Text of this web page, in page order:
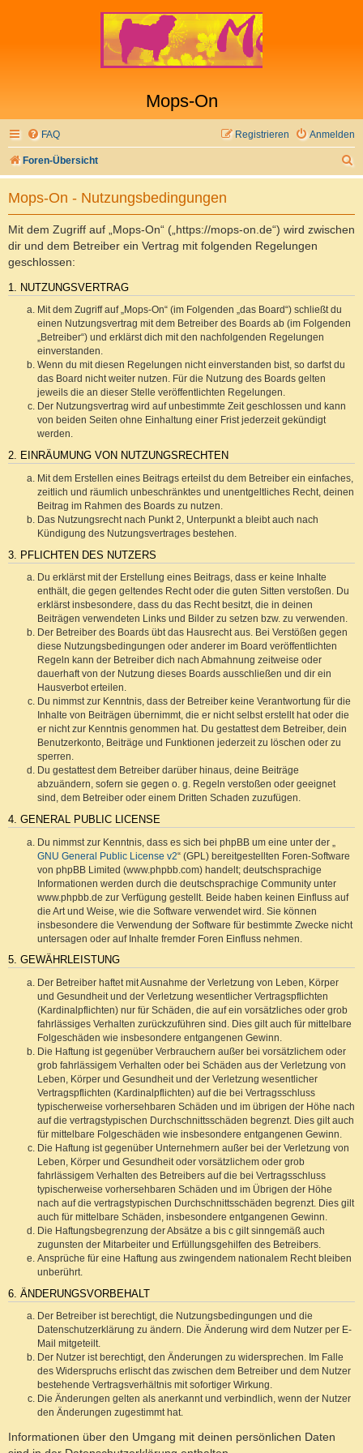
Mops-On
FAQ Anmelden
Registrieren
Foren-Übersicht
u
Mops-On - Nutzungsbedingungen
Mit dem Zugriff auf „Mops-On“ („https://mops-on.de“) wird zwischen
dir und dem Betreiber ein Vertrag mit folgenden Regelungen
geschlossen:
1. NUTZUNGSVERTRAG
Mit dem Zugriff auf „Mops-On“ (im Folgenden „das Board“) schließt du
einen Nutzungsvertrag mit dem Betreiber des Boards ab (im Folgenden
„Betreiber“) und erklärst dich mit den nachfolgenden Regelungen
einverstanden.
Wenn du mit diesen Regelungen nicht einverstanden bist, so darfst du
das Board nicht weiter nutzen. Für die Nutzung des Boards gelten
jeweils die an dieser Stelle veröffentlichten Regelungen.
Der Nutzungsvertrag wird auf unbestimmte Zeit geschlossen und kann
von beiden Seiten ohne Einhaltung einer Frist jederzeit gekündigt
werden.
2. EINRÄUMUNG VON NUTZUNGSRECHTEN
Mit dem Erstellen eines Beitrags erteilst du dem Betreiber ein einfaches,
zeitlich und räumlich unbeschränktes und unentgeltliches Recht, deinen
Beitrag im Rahmen des Boards zu nutzen.
Das Nutzungsrecht nach Punkt 2, Unterpunkt a bleibt auch nach
Kündigung des Nutzungsvertrages bestehen.
3. PFLICHTEN DES NUTZERS
Du erklärst mit der Erstellung eines Beitrags, dass er keine Inhalte
enthält, die gegen geltendes Recht oder die guten Sitten verstoßen. Du
erklärst insbesondere, dass du das Recht besitzt, die in deinen
Beiträgen verwendeten Links und Bilder zu setzen bzw. zu verwenden.
Der Betreiber des Boards übt das Hausrecht aus. Bei Verstößen gegen
diese Nutzungsbedingungen oder anderer im Board veröffentlichten
Regeln kann der Betreiber dich nach Abmahnung zeitweise oder
dauerhaft von der Nutzung dieses Boards ausschließen und dir ein
Hausverbot erteilen.
Du nimmst zur Kenntnis, dass der Betreiber keine Verantwortung für die
Inhalte von Beiträgen übernimmt, die er nicht selbst erstellt hat oder die
er nicht zur Kenntnis genommen hat. Du gestattest dem Betreiber, dein
Benutzerkonto, Beiträge und Funktionen jederzeit zu löschen oder zu
sperren.
Du gestattest dem Betreiber darüber hinaus, deine Beiträge
abzuändern, sofern sie gegen o. g. Regeln verstoßen oder geeignet
sind, dem Betreiber oder einem Dritten Schaden zuzufügen.
4. GENERAL PUBLIC LICENSE
Du nimmst zur Kenntnis, dass es sich bei phpBB um eine unter der „
GNU General Public License v2“ (GPL) bereitgestellten Foren-Software
von phpBB Limited (www.phpbb.com) handelt; deutschsprachige
Informationen werden durch die deutschsprachige Community unter
www.phpbb.de zur Verfügung gestellt. Beide haben keinen Einfluss auf
die Art und Weise, wie die Software verwendet wird. Sie können
insbesondere die Verwendung der Software für bestimmte Zwecke nicht
untersagen oder auf Inhalte fremder Foren Einfluss nehmen.
5. GEWÄHRLEISTUNG
Der Betreiber haftet mit Ausnahme der Verletzung von Leben, Körper
und Gesundheit und der Verletzung wesentlicher Vertragspflichten
(Kardinalpflichten) nur für Schäden, die auf ein vorsätzliches oder grob
fahrlässiges Verhalten zurückzuführen sind. Dies gilt auch für mittelbare
Folgeschäden wie insbesondere entgangenen Gewinn.
Die Haftung ist gegenüber Verbrauchern außer bei vorsätzlichem oder
grob fahrlässigem Verhalten oder bei Schäden aus der Verletzung von
Leben, Körper und Gesundheit und der Verletzung wesentlicher
Vertragspflichten (Kardinalpflichten) auf die bei Vertragsschluss
typischerweise vorhersehbaren Schäden und im übrigen der Höhe nach
auf die vertragstypischen Durchschnittsschäden begrenzt. Dies gilt auch
für mittelbare Folgeschäden wie insbesondere entgangenen Gewinn.
Die Haftung ist gegenüber Unternehmern außer bei der Verletzung von
Leben, Körper und Gesundheit oder vorsätzlichem oder grob
fahrlässigem Verhalten des Betreibers auf die bei Vertragsschluss
typischerweise vorhersehbaren Schäden und im Übrigen der Höhe
nach auf die vertragstypischen Durchschnittsschäden begrenzt. Dies gilt
auch für mittelbare Schäden, insbesondere entgangenen Gewinn.
Die Haftungsbegrenzung der Absätze a bis c gilt sinngemäß auch
zugunsten der Mitarbeiter und Erfüllungsgehilfen des Betreibers.
Ansprüche für eine Haftung aus zwingendem nationalem Recht bleiben
unberührt.
6. ÄNDERUNGSVORBEHALT
Der Betreiber ist berechtigt, die Nutzungsbedingungen und die
Datenschutzerklärung zu ändern. Die Änderung wird dem Nutzer per E-
Mail mitgeteilt.
Der Nutzer ist berechtigt, den Änderungen zu widersprechen. Im Falle
des Widerspruchs erlischt das zwischen dem Betreiber und dem Nutzer
bestehende Vertragsverhältnis mit sofortiger Wirkung.
Die Änderungen gelten als anerkannt und verbindlich, wenn der Nutzer
den Änderungen zugestimmt hat.
Informationen über den Umgang mit deinen persönlichen Daten